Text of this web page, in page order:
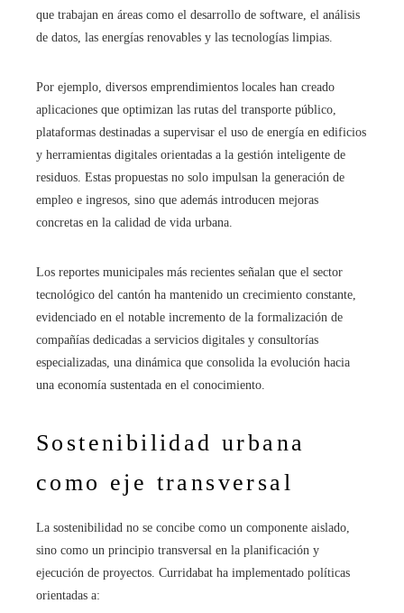
que trabajan en áreas como el desarrollo de software, el análisis
de datos, las energías renovables y las tecnologías limpias.
Por ejemplo, diversos emprendimientos locales han creado
aplicaciones que optimizan las rutas del transporte público,
plataformas destinadas a supervisar el uso de energía en edificios
y herramientas digitales orientadas a la gestión inteligente de
residuos. Estas propuestas no solo impulsan la generación de
empleo e ingresos, sino que además introducen mejoras
concretas en la calidad de vida urbana.
Los reportes municipales más recientes señalan que el sector
tecnológico del cantón ha mantenido un crecimiento constante,
evidenciado en el notable incremento de la formalización de
compañías dedicadas a servicios digitales y consultorías
especializadas, una dinámica que consolida la evolución hacia
una economía sustentada en el conocimiento.
Sostenibilidad urbana
como eje transversal
La sostenibilidad no se concibe como un componente aislado,
sino como un principio transversal en la planificación y
ejecución de proyectos. Curridabat ha implementado políticas
orientadas a: